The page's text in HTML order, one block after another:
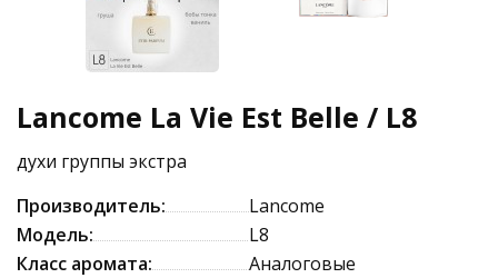
Lancome La Vie Est Belle / L8
духи группы экстра
Производитель:
Lancome
Модель:
L8
Класс аромата:
Аналоговые